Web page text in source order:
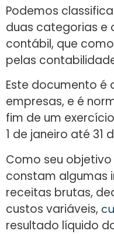
Podemos
duas categorias e
contábil, que
pelas
Este documento
empresas, e é
fim de um
1 de janeiro até 31
Como seu
constam algumas
receitas brutas,
custos variáveis,
resultado líquido